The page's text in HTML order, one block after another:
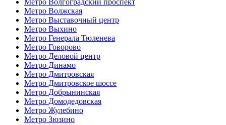
Метро Волжская
Метро Выставочный центр
Метро Выхино
Метро Генерала Тюленева
Метро Говорово
Метро Деловой центр
Метро Динамо
Метро Дмитровская
Метро Дмитровское шоссе
Метро Добрынинская
Метро Домодедовская
Метро Жулебино
Метро Зюзино